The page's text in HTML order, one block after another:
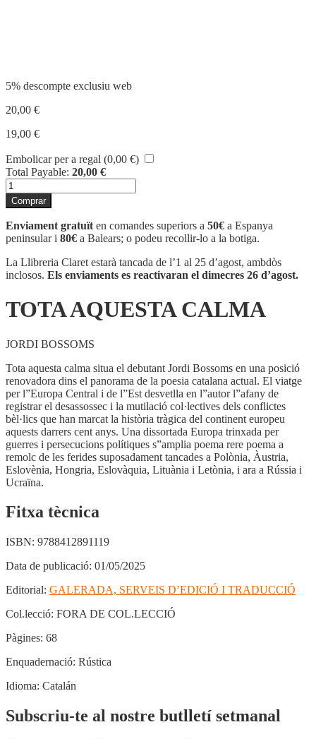
5% descompte exclusiu web
20,00 €
19,00 €
Embolicar per a regal (0,00 €)
Total Payable: 20,00 €
quantitat
de
TOTA
AQUESTA
CALMA
Comprar
Enviament gratuït en comandes superiors a 50€ a Espanya
peninsular i 80€ a Balears; o podeu recollir-lo a la botiga.
La Llibreria Claret estarà tancada de l’1 al 25 d’agost, ambdòs
inclosos. Els enviaments es reactivaran el dimecres 26 d’agost.
TOTA AQUESTA CALMA
JORDI BOSSOMS
Tota aquesta calma situa el debutant Jordi Bossoms en una posició
renovadora dins el panorama de la poesia catalana actual. El viatge
per l”Europa Central i de l”Est desvetlla en l”autor l”afany de
registrar el desassossec i la mutilació col·lectives dels conflictes
bèl·lics que han marcat la història tràgica del continent europeu
aquests darrers cent anys. Una dissortada Europa trinxada per
guerres i persecucions polítiques s”amplia poema rere poema a
remolc de les ferides suposadament tancades a Polònia, Àustria,
Eslovènia, Hongria, Eslovàquia, Lituània i Letònia, i ara a Rússia i
Ucraïna.
Fitxa tècnica
ISBN: 9788412891119
Data de publicació: 01/05/2025
Editorial: GALERADA, SERVEIS D’EDICIÓ I TRADUCCIÓ
Col.lecció: FORA DE COL.LECCIÓ
Pàgines: 68
Enquadernació: Rústica
Idioma: Catalán
Subscriu-te al nostre butlletí setmanal